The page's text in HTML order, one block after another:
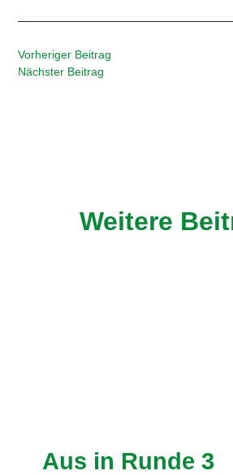
Vorheriger Beitrag
Nächster Beitrag
Weitere
Aus in Runde 3